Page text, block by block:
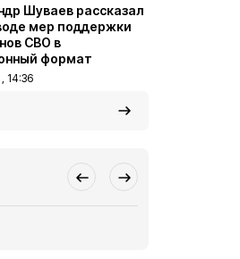
Шуваев рассказал
мер поддержки
СВО в
формат
14:36